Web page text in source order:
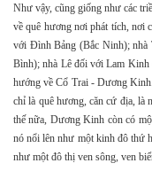
Như vậy, cũng giống như các
về quê hương nơi phát tích, nơi
với Đình Bảng (Bắc Ninh);
Bình); nhà Lê đối với Lam Kinh
hướng về Cổ Trai - Dương
chỉ là quê hương, căn cứ địa, là
thế nữa, Dương Kinh còn có
nó nổi lên như một kinh đô thứ
như một đô thị ven sông, ven